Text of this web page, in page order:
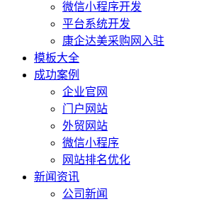
微信小程序开发
平台系统开发
康企达美采购网入驻
模板大全
成功案例
企业官网
门户网站
外贸网站
微信小程序
网站排名优化
新闻资讯
公司新闻